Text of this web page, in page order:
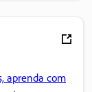
aprenda com